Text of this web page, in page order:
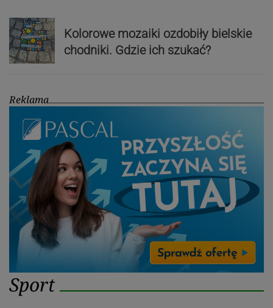
Kolorowe mozaiki ozdobiły bielskie
chodniki. Gdzie ich szukać?
Reklama
Sport